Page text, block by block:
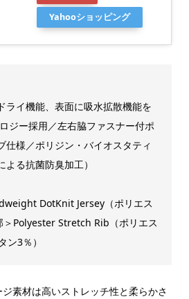
Yahooショッピング
ライ機能、表面に吸水拡散機能を
ジー採用／左右脇ファスナー付ポ
仕様／ポリジン・バイオスタティ
る抗菌防臭加工）
DotKnit Jersey（ポリエス
＞Polyester Stretch Rib（ポリエス
ン3％）
素材は高いストレッチ性と柔らかさ